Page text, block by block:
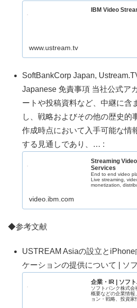
IBM Video
www.ustream.tv
SoftBankCorp Japan,
Japanese 免責事項 当社公式ア
ートや投稿資料など、中継に含
し、戦略およびその他の歴史的
作成時点において入手可能な情
する見通しであり、… :
Streaming
Services
End to end video
Live streaming,
monetization,
video.ibm.com
◆参考文献
USTREAM Asiaの設立とiPhone
ケーションの提供について | ソ
企業・IR | ソフ
ソフトバンク株式会
概要などの企業情報
ョン・戦略、投資家